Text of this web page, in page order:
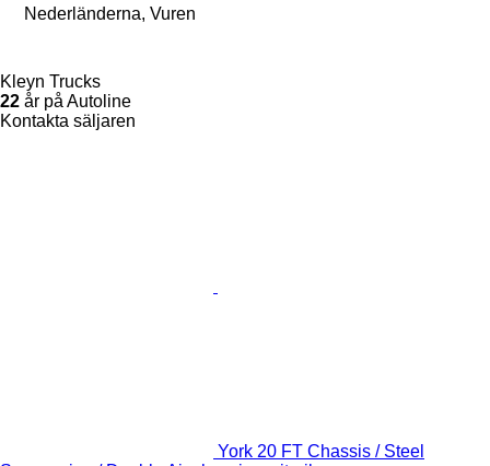
Nederländerna, Vuren
Kleyn Trucks
22 år på Autoline
Kontakta säljaren
York 20 FT Chassis / Steel